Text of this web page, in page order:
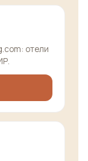
отели